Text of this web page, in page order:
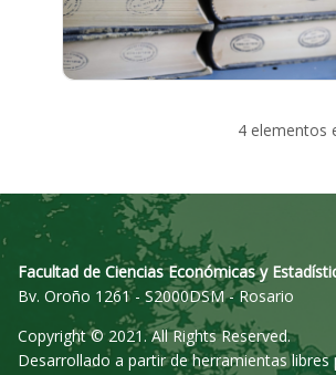
4 elementos
Facultad de Ciencias Económicas y
Bv. Oroño 1261 - S2000DSM - Rosario
Copyright © 2021. All Rights Reserved.
Desarrollado a partir de herramientas